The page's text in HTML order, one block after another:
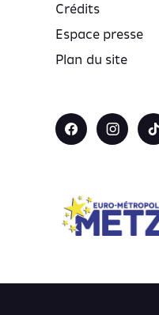
Crédits
Espace presse
Plan du site